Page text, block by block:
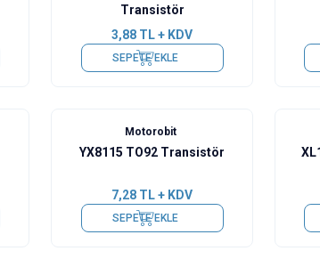
Transistör
3,88 TL + KDV
SEPETE EKLE
Motorobit
YX8115 TO92 Transistör
7,28 TL + KDV
SEPETE EKLE